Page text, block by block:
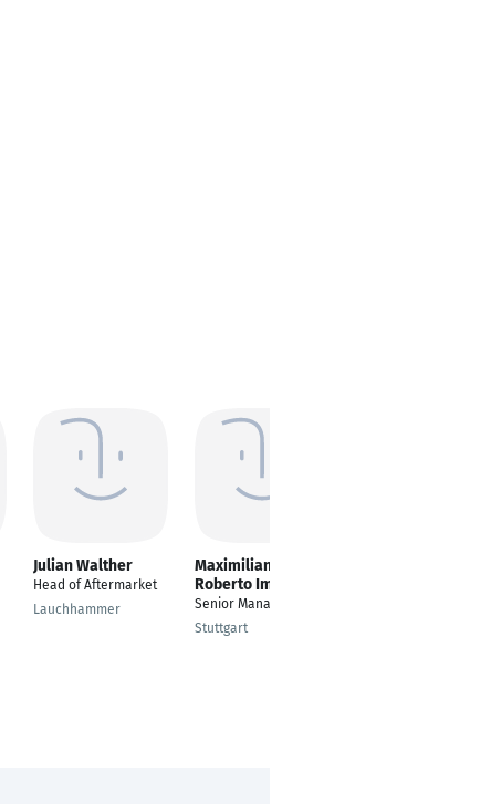
Julian Walther
Head of Aftermarket
Lauchhammer
Maximiliano
Roberto Imelio
Senior Manager
Stuttgart